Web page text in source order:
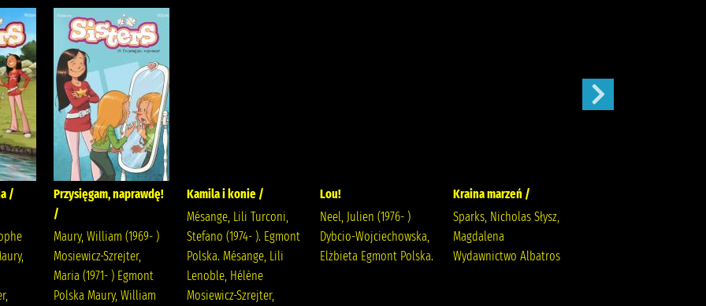
/
Przysięgam, naprawdę!
/
Maury, William (1969- )
Mosiewicz-Szrejter,
Maria (1971- ) Egmont
Polska Maury, William
Kamila i konie /
Mésange, Lili Turconi,
Stefano (1974- ). Egmont
Polska. Mésange, Lili
Lenoble, Hélène
Mosiewicz-Szrejter,
Lou!
Neel, Julien (1976- )
Dybcio-Wojciechowska,
Elżbieta Egmont Polska.
Kraina marzeń /
Sparks, Nicholas Słysz,
Magdalena
Wydawnictwo Albatros